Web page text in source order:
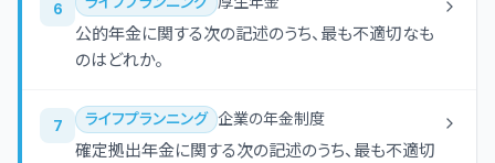
6
公的年金に関する次の記述のうち、最も不適切なも
のはどれか。
7 ライフプランニング 企業の年金制度
確定拠出年金に関する次の記述のうち、最も不適切